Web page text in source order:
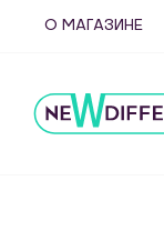
О МАГАЗИНЕ